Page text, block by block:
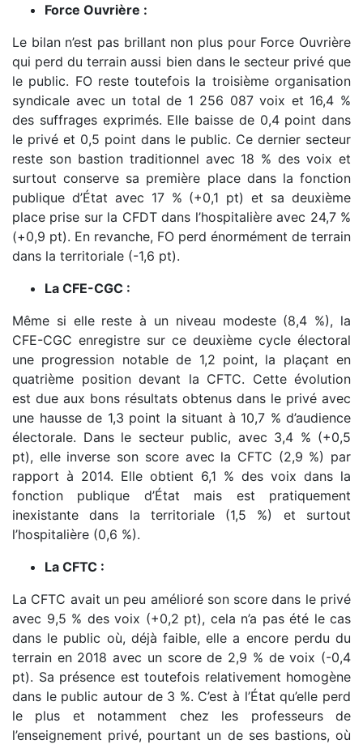
Force Ouvrière :
Le bilan n’est pas brillant non plus pour Force Ouvrière
qui perd du terrain aussi bien dans le secteur privé que
le public. FO reste toutefois la troisième organisation
syndicale avec un total de 1 256 087 voix et 16,4 %
des suffrages exprimés. Elle baisse de 0,4 point dans
le privé et 0,5 point dans le public. Ce dernier secteur
reste son bastion traditionnel avec 18 % des voix et
surtout conserve sa première place dans la fonction
publique d’État avec 17 % (+0,1 pt) et sa deuxième
place prise sur la CFDT dans l’hospitalière avec 24,7 %
(+0,9 pt). En revanche, FO perd énormément de terrain
dans la territoriale (-1,6 pt).
La CFE-CGC :
Même si elle reste à un niveau modeste (8,4 %), la
CFE-CGC enregistre sur ce deuxième cycle électoral
une progression notable de 1,2 point, la plaçant en
quatrième position devant la CFTC. Cette évolution
est due aux bons résultats obtenus dans le privé avec
une hausse de 1,3 point la situant à 10,7 % d’audience
électorale. Dans le secteur public, avec 3,4 % (+0,5
pt), elle inverse son score avec la CFTC (2,9 %) par
rapport à 2014. Elle obtient 6,1 % des voix dans la
fonction publique d’État mais est pratiquement
inexistante dans la territoriale (1,5 %) et surtout
l’hospitalière (0,6 %).
La CFTC :
La CFTC avait un peu amélioré son score dans le privé
avec 9,5 % des voix (+0,2 pt), cela n’a pas été le cas
dans le public où, déjà faible, elle a encore perdu du
terrain en 2018 avec un score de 2,9 % de voix (-0,4
pt). Sa présence est toutefois relativement homogène
dans le public autour de 3 %. C’est à l’État qu’elle perd
le plus et notamment chez les professeurs de
l’enseignement privé, pourtant un de ses bastions, où